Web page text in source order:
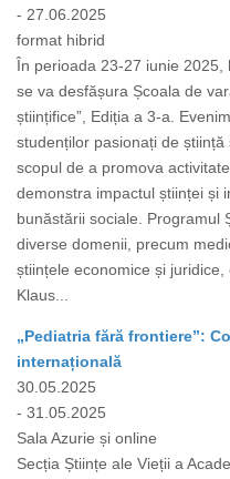
- 27.06.2025
format hibrid
În perioada 23-27 iunie 2025,
se va desfășura Școala de
științifice”, Ediția a 3-a.
studenților pasionați de
scopul de a promova
demonstra impactul științei și
bunăstării sociale. Programul
diverse domenii, precum
științele economice și
Klaus...
„Pediatria fără frontiere”:
internațională
30.05.2025
- 31.05.2025
Sala Azurie și online
Secția Științe ale Vieții a